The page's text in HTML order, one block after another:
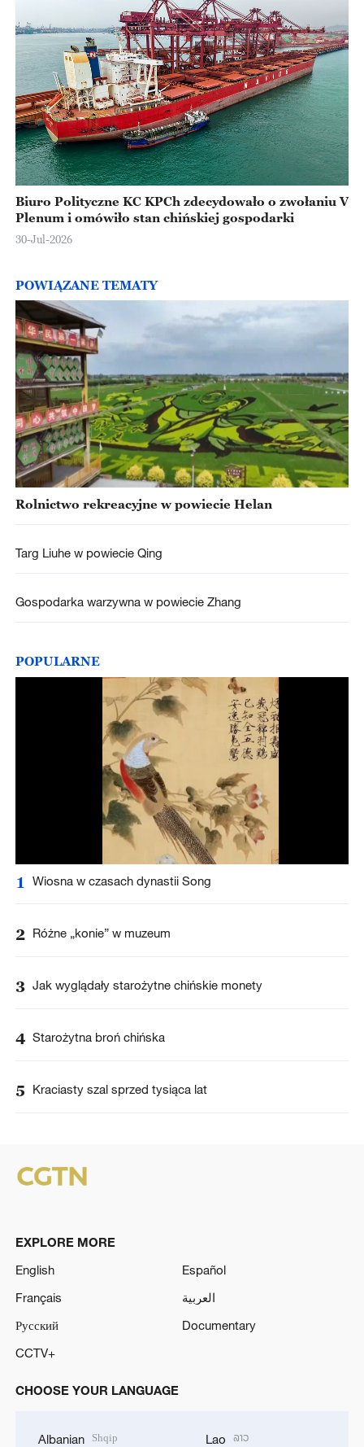
Biuro Polityczne KC KPCh zdecydowało o zwołaniu V
Plenum i omówiło stan chińskiej gospodarki
30-Jul-2026
POWIĄZANE TEMATY
Rolnictwo rekreacyjne w powiecie Helan
Targ Liuhe w powiecie Qing
Gospodarka warzywna w powiecie Zhang
POPULARNE
1 Wiosna w czasach dynastii Song
2 Różne „konie” w muzeum
3 Jak wyglądały starożytne chińskie monety
4 Starożytna broń chińska
5 Kraciasty szal sprzed tysiąca lat
EXPLORE MORE
English
Español
Français
العربية
Русский
Documentary
CCTV+
CHOOSE YOUR LANGUAGE
Albanian Shqip Lao ລາວ